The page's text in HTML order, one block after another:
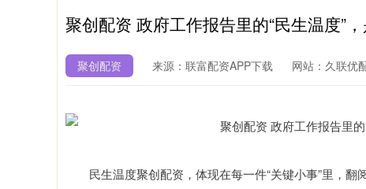
聚创配资 政府工作报告里的“民生温度”
聚创配资 来源：联富配资APP下载 网站：久联优
民生温度聚创配资，体现在每一件“关键小事”里，翻